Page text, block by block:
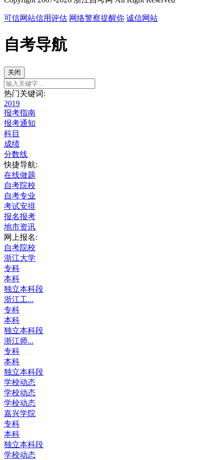
可信网站信用评估 网络警察提醒你 诚信网站
自考导航
关闭
热门关键词:
2019
报考指南
报考通知
科目
成绩
分数线
快捷导航:
在线做题
自考院校
自考专业
考试安排
报名报考
地市资讯
网上报名:
自考院校
浙江大学
专科
本科
独立本科段
浙江工...
专科
本科
独立本科段
浙江师...
专科
本科
独立本科段
学校动态
学校动态
学校动态
嘉兴学院
专科
本科
独立本科段
学校动态